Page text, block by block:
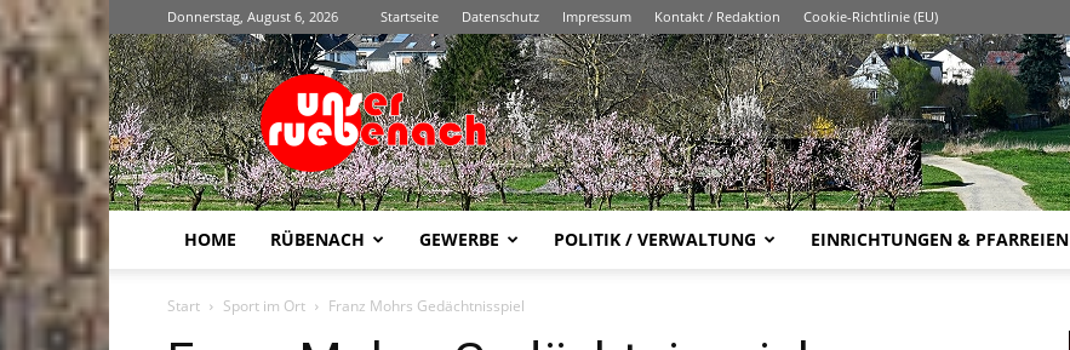
Donnerstag, August 6, 2026 Startseite Datenschutz Impressum Kontakt / Redaktion Cookie-Richtlinie (EU)
Unser
Rübenach
HOME RÜBENACH GEWERBE POLITIK / VERWALTUNG EINRICHTUNGEN & PFARREIEN
Start Sport im Ort Franz Mohrs Gedächtnisspiel